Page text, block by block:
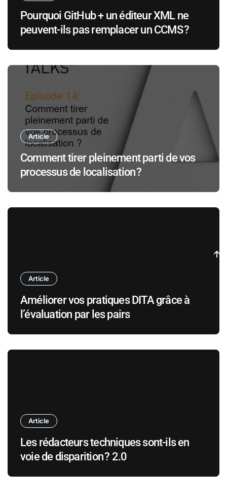
Pourquoi GitHub + un éditeur XML ne
peuvent-ils pas remplacer un CCMS ?
Article
Comment tirer pleinement parti de vos
processus de localisation ?
Article
Améliorer vos pratiques DITA grâce à
l’évaluation par les pairs
Article
Les rédacteurs techniques sont-ils en
voie de disparition ? 2.0